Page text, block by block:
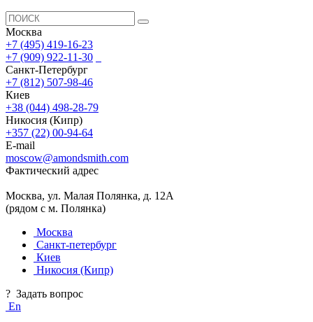
Москва
+7 (495) 419-16-23
+7 (909) 922-11-30
Санкт-Петербург
+7 (812) 507-98-46
Киев
+38 (044) 498-28-79
Никосия (Кипр)
+357 (22) 00-94-64
E-mail
moscow@amondsmith.com
Фактический адрес
Москва, ул. Малая Полянка, д. 12А
(рядом с м. Полянка)
Москва
Санкт-петербург
Киев
Никосия (Кипр)
? Задать вопрос
En